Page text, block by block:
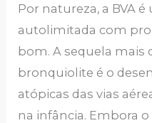
Por natureza, a BVA
autolimitada com
bom. A sequela
bronquiolite é o
atópicas das vias
na infância. Embora